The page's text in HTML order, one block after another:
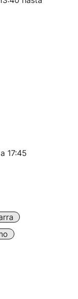
17:45